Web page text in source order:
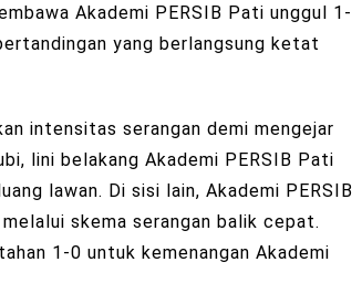
Akademi PERSIB Pati unggul 1-
yang berlangsung ketat
intensitas serangan demi mengejar
lini belakang Akademi PERSIB Pati
lawan. Di sisi lain, Akademi PERSIB
skema serangan balik cepat.
1-0 untuk kemenangan Akademi